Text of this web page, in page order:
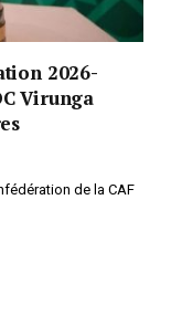
2026-
Virunga
de la CAF